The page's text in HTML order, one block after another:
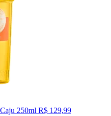
250ml R$ 129,99